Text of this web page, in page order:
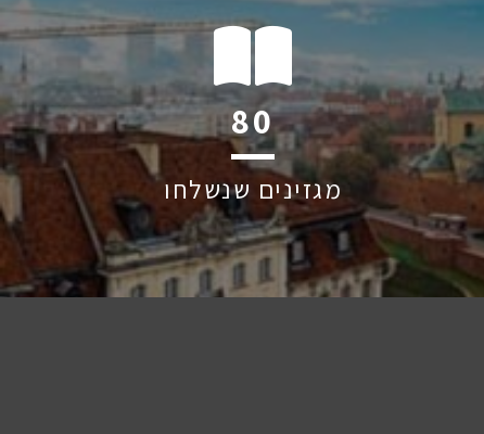
116
מגזינים שנשלחו